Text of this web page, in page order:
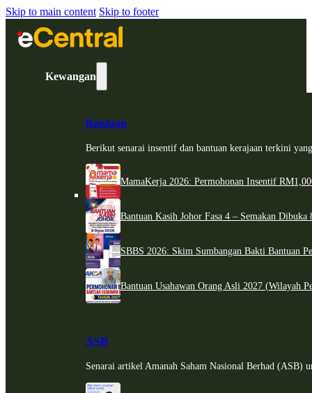
Skip to main content Skip to footer
Kewangan
Bantuan
Berikut senarai insentif dan bantuan kerajaan terkini
MamaKerja 2026: Permohonan Insentif
Bantuan Kasih Johor Fasa 4 – Semakan
SBBS 2026: Skim Sumbangan Bakti Bantuan
Bantuan Usahawan Orang Asli 2027 (Wilayah
ASB
Senarai artikel Amanah Saham Nasional Berhad (ASB)